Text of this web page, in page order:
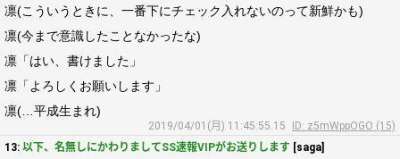
凛(こういうときに、一番下にチェック入れないのって新鮮かも)
凛(今まで意識したことなかったな)
凛「はい、書けました」
凛「よろしくお願いします」
凛(…平成生まれ)
2019/04/01(月) 11:45:55.15
ID: z5mWppOGO (15)
13: 以下、名無しにかわりましてSS速報VIPがお送りします [saga]